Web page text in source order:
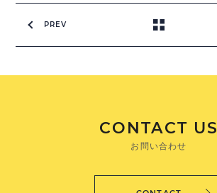
PREV
CONTACT US
お問い合わせ